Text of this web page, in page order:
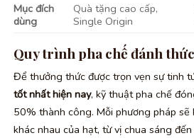
Mục đích
dùng
Quà tặng cao cấp,
Single Origin
Quy trình pha chế đánh
Để thưởng thức được trọn vẹn sự tinh
tốt nhất hiện nay, kỹ thuật pha chế
50% thành công. Mỗi phương pháp sẽ
khác nhau của hạt, từ vị chua sáng